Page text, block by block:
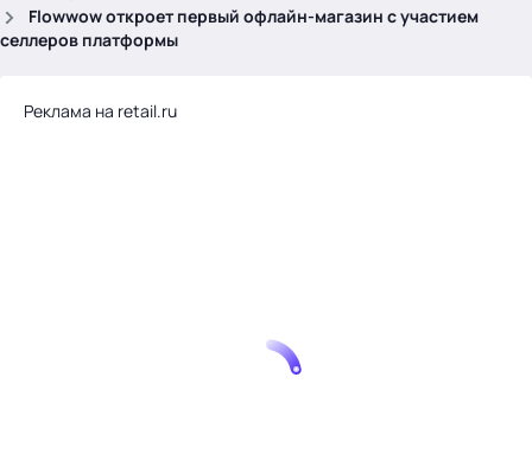
Flowwow откроет первый офлайн-магазин с участием
селлеров платформы
Реклама на retail.ru